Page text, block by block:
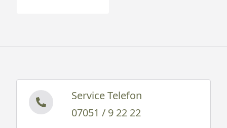
Service Telefon
07051 / 9 22 22